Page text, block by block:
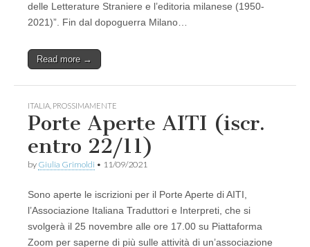
delle Letterature Straniere e l’editoria milanese (1950-
2021)”. Fin dal dopoguerra Milano…
Read more →
ITALIA PROSSIMAMENTE
Porte Aperte AITI (iscr.
entro 22/11)
by Giulia Grimoldi • 11/09/2021
Sono aperte le iscrizioni per il Porte Aperte di AITI,
l’Associazione Italiana Traduttori e Interpreti, che si
svolgerà il 25 novembre alle ore 17.00 su Piattaforma
Zoom per saperne di più sulle attività di un’associazione